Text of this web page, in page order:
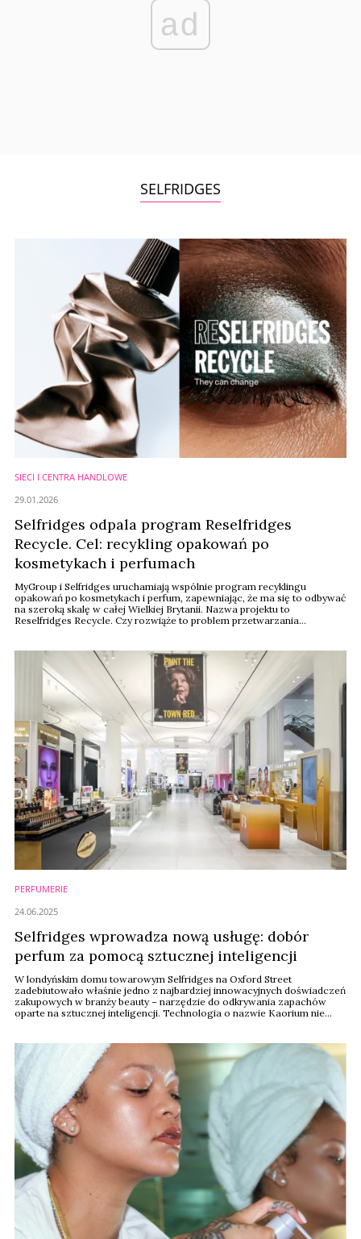
ad
SELFRIDGES
SIECI I CENTRA HANDLOWE
Selfridges odpala program Reselfridges
Recycle. Cel: recykling opakowań po
kosmetykach i perfumach
MyGroup i Selfridges uruchamiają wspólnie program recyklingu
opakowań po kosmetykach i perfum, zapewniając, że ma się to odbywać
na szeroką skalę w całej Wielkiej Brytanii. Nazwa projektu to
Reselfridges Recycle. Czy rozwiąże to problem przetwarzania
29.01.2026
PERFUMERIE
Selfridges wprowadza nową usługę: dobór
perfum za pomocą sztucznej inteligencji
W londyńskim domu towarowym Selfridges na Oxford Street
zadebiutowało właśnie jedno z najbardziej innowacyjnych doświadczeń
zakupowych w branży beauty – narzędzie do odkrywania zapachów
oparte na sztucznej inteligencji. Technologia o nazwie Kaorium nie
czerwca, instalacja stała się stałym ...
24.06.2025